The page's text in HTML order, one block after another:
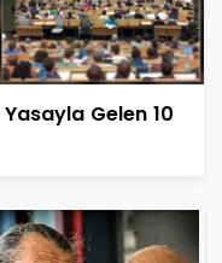
Gelen 10